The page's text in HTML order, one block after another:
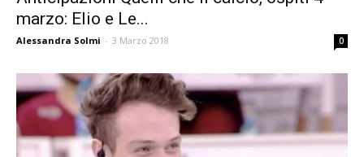
marzo: Elio e Le...
Alessandra Solmi - 3 Marzo 2018 0